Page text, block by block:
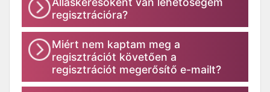
regisztrációra?
Miért nem kaptam meg a
regisztrációt követően a
regisztrációt megerősítő e-mailt?